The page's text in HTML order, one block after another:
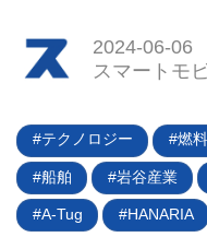
2024-06-06
スマートモ
テクノロジー 燃
船舶 岩谷産業
A-Tug HANARIA